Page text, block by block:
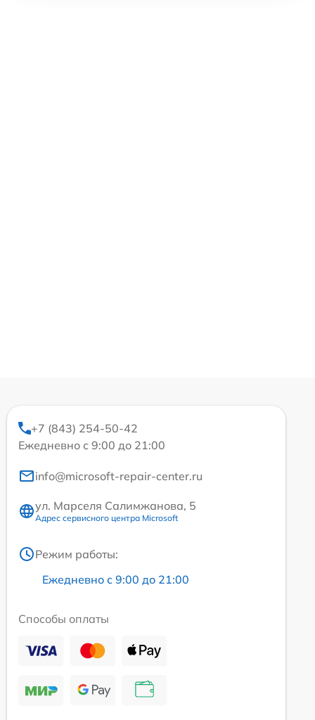
+7 (843) 254-50-42
Ежедневно с 9:00 до 21:00
info@microsoft-repair-center.ru
ул. Марселя Салимжанова, 5
Адрес сервисного центра Microsoft
Режим работы:
Ежедневно с 9:00 до 21:00
Способы оплаты